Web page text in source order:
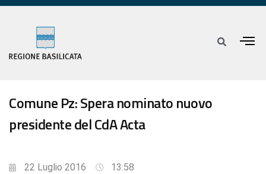
Comune Pz: Spera nominato nuovo
presidente del CdA Acta
22 Luglio 2016 13:58